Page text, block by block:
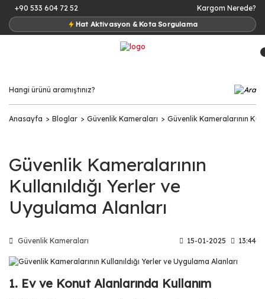
+90 533 604 72 52
Hat Aktivasyon & Kota Sorgulama
Kargom Nerede?
Anasayfa Bloglar Güvenlik Kameraları Güvenlik Kameralarının
Güvenlik Kameralarının
Kullanıldığı Yerler ve
Uygulama Alanları
Güvenlik Kameraları 15-01-2025 13:44
1. Ev ve Konut Alanlarında Kullanım